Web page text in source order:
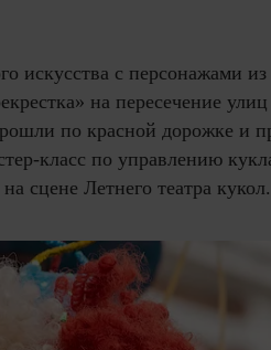
искусства с персонажами
на пересечение
по красной дорожке и
класс по управлению
сцене Летнего театра кукол.